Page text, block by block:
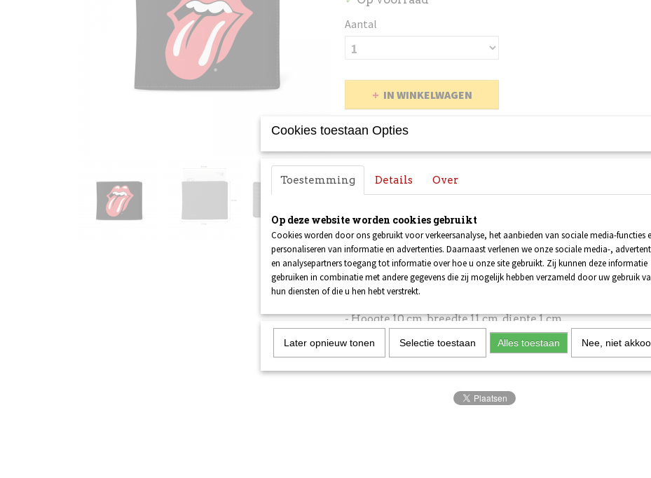
Aantal
IN WINKELWAGEN
Omschrijving
Houd je geld, pasjes en bonnetjes overzichtelijk bij elkaar
klassieke portemonnee met het klassieke 'tongue logo'
Details:
- Ruim vak voor biljetten en bonnetjes
- Veilig vakje voor munten met ritssluiting
- Hoogte 10 cm, breedte 11 cm, diepte 1 cm
- Gemaakt van duurzaam PU-materiaal
- Officieel gelicenseerde merchandise
Cookies toestaan Opties
Toestemming Details Over
Op deze website worden cookies gebruikt
Cookies worden door ons gebruikt voor verkeersanalyse, het aanbieden van sociale media-functies
personaliseren van informatie en advertenties. Daarnaast verlenen we onze sociale media-,
en analysepartners toegang tot informatie over hoe u onze site gebruikt. Zij kunnen deze informatie
gebruiken in combinatie met andere gegevens die zij mogelijk hebben verzameld door uw gebruik
hun diensten of die u hen hebt verstrekt.
Later opnieuw tonen Selectie toestaan Alles toestaan Nee, niet